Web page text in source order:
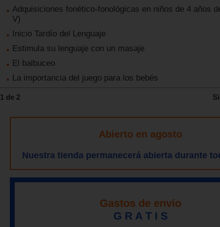
Adquisiciones fonético-fonológicas en niños de 4 años
V)
Inicio Tardío del Lenguaje
Estimula su lenguaje con un masaje
El balbuceo
La importancia del juego para los bebés
1 de 2
Abierto en agosto
Nuestra tienda permanecerá abierta durante
Gastos de envío
G R A T I S